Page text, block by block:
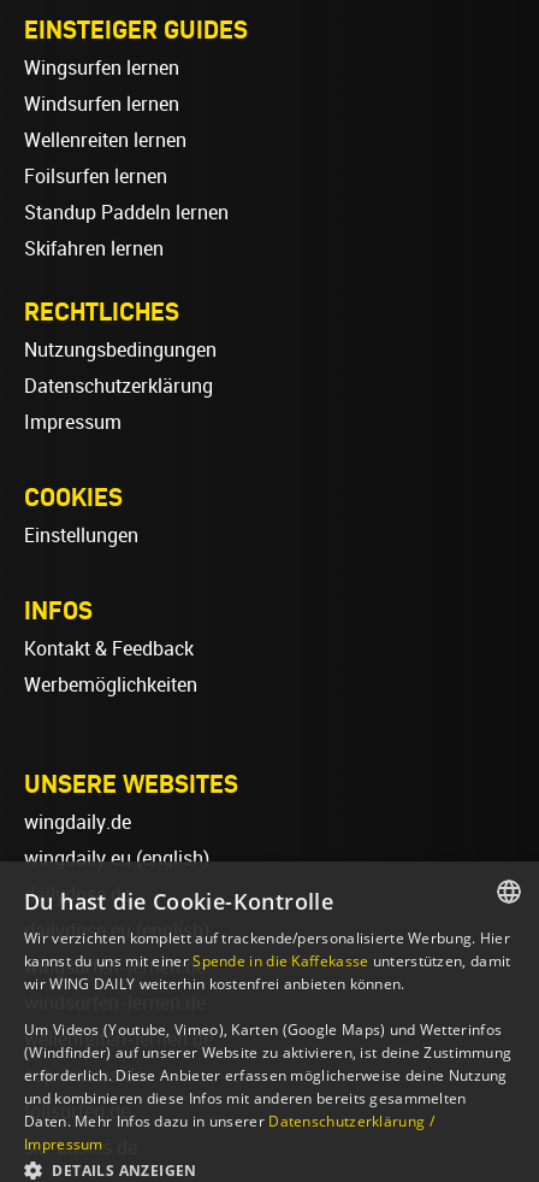
EINSTEIGER GUIDES
Wingsurfen lernen
Windsurfen lernen
Wellenreiten lernen
Foilsurfen lernen
Standup Paddeln lernen
Skifahren lernen
RECHTLICHES
Nutzungsbedingungen
Datenschutzerklärung
Impressum
COOKIES
Einstellungen
INFOS
Kontakt & Feedback
Werbemöglichkeiten
UNSERE WEBSITES
wingdaily.de
wingdaily.eu(english)
dailydose.de
dailydose.eu (english)
wingsurfen-lernen.de
wellenreiten-lernen.de
sup-basics.de
foilsurfen.de
ski-basics.de
GERMAN
Du hast die Cookie-Kontrolle
Wir verzichten komplett auf trackende/personalisierte Werbung. Hier
kannst du uns mit einerSpende in die Kaffekasse unterstützen, damit
wir WING DAILY weiterhin kostenfrei anbieten können.
Um Videos (Youtube, Vimeo), Karten (Google Maps) und Wetterinfos
(Windfinder) auf unserer Website zu aktivieren, ist deine Zustimmung
erforderlich. Diese Anbieter erfassen möglicherweise deine Nutzung
und kombinieren diese Infos mit anderen bereits gesammelten
Daten. Mehr Infos dazu in unserer Datenschutzerklärung /
Impressum
DETAILS ANZEIGEN